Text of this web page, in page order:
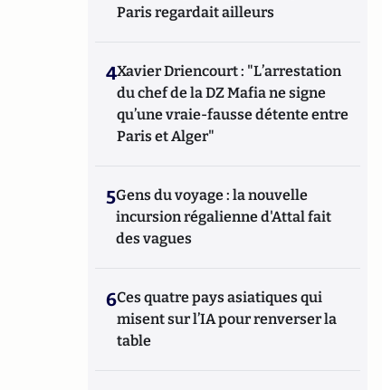
Paris regardait ailleurs
4Xavier Driencourt : "L’arrestation
du chef de la DZ Mafia ne signe
qu’une vraie-fausse détente entre
Paris et Alger"
5Gens du voyage : la nouvelle
incursion régalienne d'Attal fait
des vagues
6Ces quatre pays asiatiques qui
misent sur l’IA pour renverser la
table